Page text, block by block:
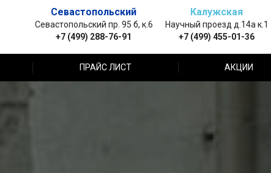
Севастопольский
Севастопольский пр. 95 б, к.6
+7 (499) 288-76-91
Калужская
Научный проезд д.14а к.1
+7 (499) 455-01-36
ПРАЙС ЛИСТ АКЦИИ